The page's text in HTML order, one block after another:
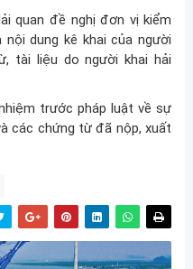
quan đề nghị đơn vị kiểm
dung kê khai của người
tài liệu do người khai hải
trước pháp luật về sự
các chứng từ đã nộp, xuất